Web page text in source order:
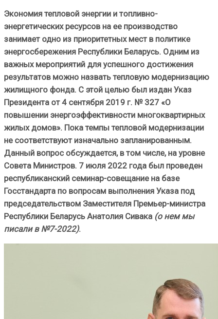
Экономия тепловой энергии и топливно-
энергетических ресурсов на ее производство
занимает одно из приоритетных мест в политике
энергосбережения Республики Беларусь. Одним из
важных мероприятий для успешного достижения
результатов можно назвать тепловую модернизацию
жилищного фонда. С этой целью был издан Указ
Президента от 4 сентября 2019 г. № 327 «О
повышении энергоэффективности многоквартирных
жилых домов». Пока темпы тепловой модернизации
не соответствуют изначально запланированным.
Данный вопрос обсуждается, в том числе, на уровне
Совета Министров. 7 июля 2022 года был проведен
республиканский семинар-совещание на базе
Госстандарта по вопросам выполнения Указа под
председательством Заместителя Премьер-министра
Республики Беларусь Анатолия Сивака (о нем мы
писали в №7-2022).